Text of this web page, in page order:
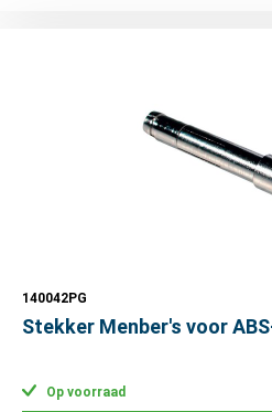
140042PG
Stekker Menber's voor
Op voorraad